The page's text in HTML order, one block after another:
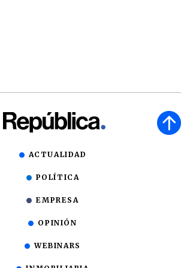
ACTUALIDAD
POLÍTICA
EMPRESA
OPINIÓN
WEBINARS